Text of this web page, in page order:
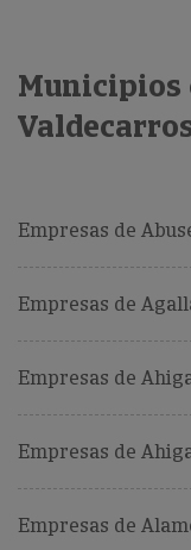
Municipios
Empresas de
Empresas de
Empresas de
Empresas de
Empresas de